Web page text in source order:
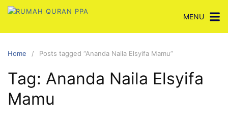
Skip
content
MENU
Home Posts tagged “Ananda Naila Elsyifa Mamu”
Tag: Ananda Naila Elsyifa
Mamu